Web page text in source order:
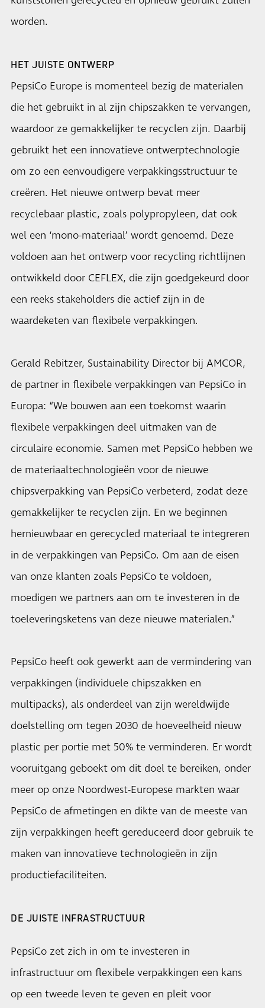
worden.
HET JUISTE ONTWERP
PepsiCo Europe is momenteel bezig de materialen
die het gebruikt in al zijn chipszakken te vervangen,
waardoor ze gemakkelijker te recyclen zijn. Daarbij
gebruikt het een innovatieve ontwerptechnologie
om zo een eenvoudigere verpakkingsstructuur te
creëren. Het nieuwe ontwerp bevat meer
recyclebaar plastic, zoals polypropyleen, dat ook
wel een ‘mono-materiaal’ wordt genoemd. Deze
voldoen aan het ontwerp voor recycling richtlijnen
ontwikkeld door CEFLEX, die zijn goedgekeurd door
een reeks stakeholders die actief zijn in de
waardeketen van flexibele verpakkingen.
Gerald Rebitzer, Sustainability Director bij AMCOR,
de partner in flexibele verpakkingen van PepsiCo in
Europa: “We bouwen aan een toekomst waarin
flexibele verpakkingen deel uitmaken van de
circulaire economie. Samen met PepsiCo hebben we
de materiaaltechnologieën voor de nieuwe
chipsverpakking van PepsiCo verbeterd, zodat deze
gemakkelijker te recyclen zijn. En we beginnen
hernieuwbaar en gerecycled materiaal te integreren
in de verpakkingen van PepsiCo. Om aan de eisen
van onze klanten zoals PepsiCo te voldoen,
moedigen we partners aan om te investeren in de
toeleveringsketens van deze nieuwe materialen.”
PepsiCo heeft ook gewerkt aan de vermindering van
verpakkingen (individuele chipszakken en
multipacks), als onderdeel van zijn wereldwijde
doelstelling om tegen 2030 de hoeveelheid nieuw
plastic per portie met 50% te verminderen. Er wordt
vooruitgang geboekt om dit doel te bereiken, onder
meer op onze Noordwest-Europese markten waar
PepsiCo de afmetingen en dikte van de meeste van
zijn verpakkingen heeft gereduceerd door gebruik te
maken van innovatieve technologieën in zijn
productiefaciliteiten.
DE JUISTE INFRASTRUCTUUR
PepsiCo zet zich in om te investeren in
infrastructuur om flexibele verpakkingen een kans
op een tweede leven te geven en pleit voor